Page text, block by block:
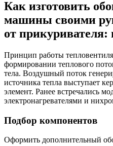
Как изготовить
машины своими
от прикуривателя:
Принцип работы
формировании теплового
тела. Воздушный поток
источника тепла выступает
элемент. Ранее встречались
электронагревателями и
Подбор компонентов
Оформить дополнительный